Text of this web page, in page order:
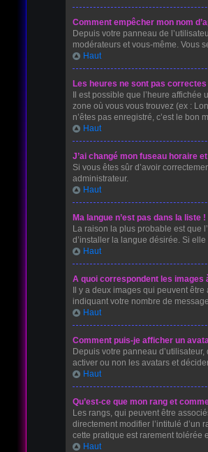
Comment empêcher mon nom
Depuis votre panneau de
modérateurs et vous-même. Vous
Haut
Les heures ne sont pas correctes
Il est possible que l’heure
zone où vous vous trouvez (ex :
n’êtes pas enregistré, c’est le bon
Haut
J’ai changé mon fuseau horaire
Si vous êtes sûr d’avoir
administrateur.
Haut
Ma langue n’est pas dans la liste !
La raison la plus probable est que
d’installer la langue désirée. Si
Haut
A quoi correspondent les images
Il y a deux images qui peuvent
indiquant votre nombre de
Haut
Comment puis-je afficher un
Depuis votre panneau
activer ou non les avatars et
Haut
Qu’est-ce que mon rang et
Les rangs, qui peuvent être
directement modifier l’intitulé d’un
cette pratique est rarement tolérée
Haut